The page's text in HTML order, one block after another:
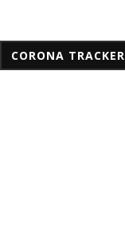
CORONA TRACKER